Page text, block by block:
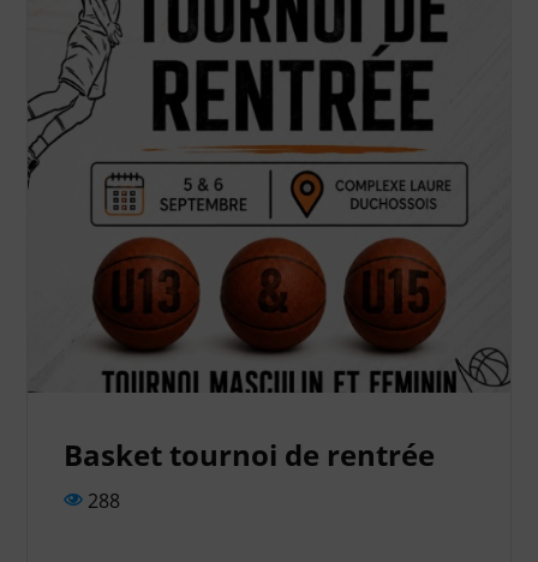
Basket tournoi de rentrée
288